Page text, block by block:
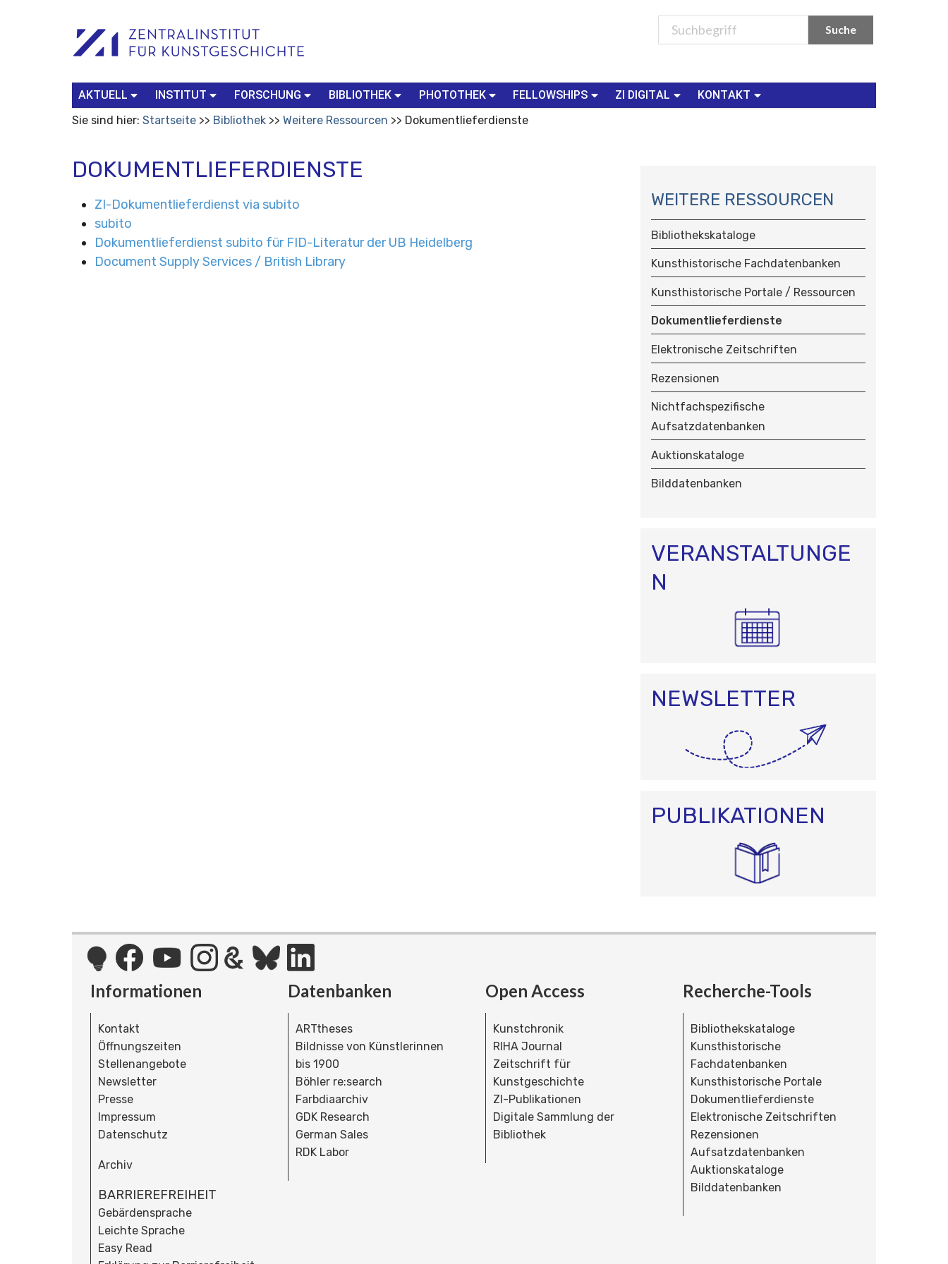
Werkzeuge
Search…
AKTUELL INSTITUT FORSCHUNG BIBLIOTHEK PHOTOTHEK FELLOWSHIPS ZI DIGITAL
KONTAKT
Sie sind hier: Startseite Bibliothek Weitere Ressourcen Dokumentlieferdienste
DOKUMENTLIEFERDIENSTE
ZI-Dokumentlieferdienst via subito
subito
Dokumentlieferdienst subito für FID-Literatur der UB Heidelberg
Document Supply Services / British Library
A
V
I
G
A
T
I
O
N
WEITERE RESSOURCEN
Bibliothekskataloge
Kunsthistorische Fachdatenbanken
Kunsthistorische Portale / Ressourcen
Dokumentlieferdienste
Elektronische Zeitschriften
Rezensionen
Nichtfachspezifische
Aufsatzdatenbanken
Auktionskataloge
Bilddatenbanken
VERANSTALTUNGE
N
NEWSLETTER
PUBLIKATIONEN
Informationen
Kontakt
Öffnungszeiten
Stellenangebote
Newsletter
Presse
Impressum
Datenschutz
Archiv
BARRIEREFREIHEIT
Gebärdensprache
Leichte Sprache
Easy Read
Datenbanken
ARTtheses
Bildnisse von Künstlerinnen
bis 1900
Böhler re:search
Farbdiaarchiv
GDK Research
German Sales
RDK Labor
Open Access
Kunstchronik
RIHA Journal
Zeitschrift für
Kunstgeschichte
ZI-Publikationen
Digitale Sammlung der
Bibliothek
Recherche-Tools
Bibliothekskataloge
Kunsthistorische
Fachdatenbanken
Kunsthistorische Portale
Dokumentlieferdienste
Elektronische Zeitschriften
Rezensionen
Aufsatzdatenbanken
Auktionskataloge
Bilddatenbanken